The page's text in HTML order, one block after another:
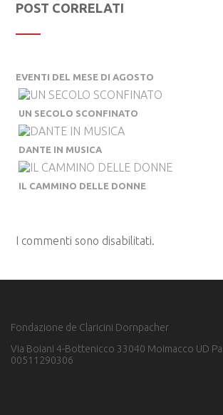
POST CORRELATI
EVENTI DEL MESE DI AGOSTO
UN SECOLO SCONFINATO
DANTE IN MUSICA
IL CAMMINO DELLE DONNE
I commenti sono disabilitati.
Fondazione de Claricini Dornpacher
Via Boiani 4-Bottenicco 33040 Moimacco UD
00511290306